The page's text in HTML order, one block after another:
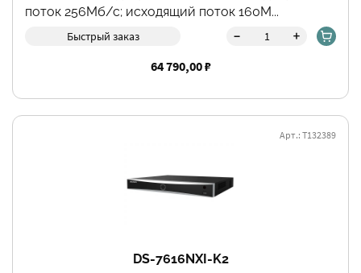
поток 256Мб/с; исходящий поток 160М...
Быстрый заказ - +
64 790,00 ₽
DS-7616NXI-K2
Арт.: Т132389